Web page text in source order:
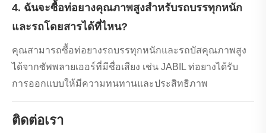
4. ฉันจะซื้อท่อยางคุณภาพสูงสำหรับรถบรรทุกหนัก
และรถโดยสารได้ที่ไหน?
คุณสามารถซื้อท่อยางรถบรรทุกหนักและรถบัสคุณภาพสูง
ได้จากซัพพลายเออร์ที่มีชื่อเสียง เช่น JABIL ท่อยางได้รับ
การออกแบบให้มีความทนทานและประสิทธิภาพ
ติดต่อเรา